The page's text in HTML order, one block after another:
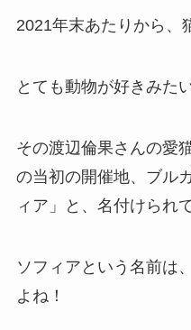
2021年末あたりから、
とても動物が好きみた
その渡辺倫果さんの愛
の当初の開催地、ブル
ィア」と、名付けられ
ソフィアという名前は
よね！